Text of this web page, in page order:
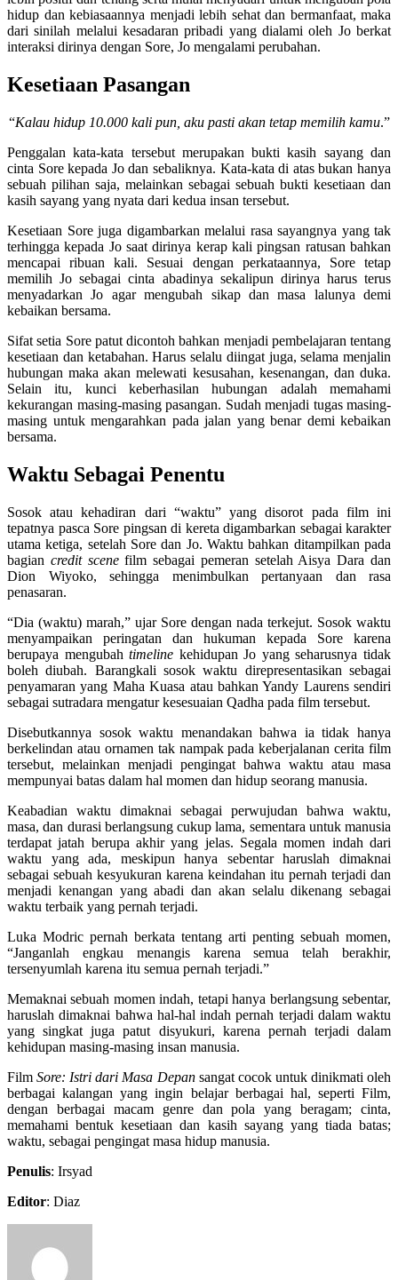
hidup dan kebiasaannya menjadi lebih sehat dan bermanfaat, maka
dari sinilah melalui kesadaran pribadi yang dialami oleh Jo berkat
interaksi dirinya dengan Sore, Jo mengalami perubahan.
Kesetiaan Pasangan
“Kalau hidup 10.000 kali pun, aku pasti akan tetap memilih kamu.”
Penggalan kata-kata tersebut merupakan bukti kasih sayang dan
cinta Sore kepada Jo dan sebaliknya. Kata-kata di atas bukan hanya
sebuah pilihan saja, melainkan sebagai sebuah bukti kesetiaan dan
kasih sayang yang nyata dari kedua insan tersebut.
Kesetiaan Sore juga digambarkan melalui rasa sayangnya yang tak
terhingga kepada Jo saat dirinya kerap kali pingsan ratusan bahkan
mencapai ribuan kali. Sesuai dengan perkataannya, Sore tetap
memilih Jo sebagai cinta abadinya sekalipun dirinya harus terus
menyadarkan Jo agar mengubah sikap dan masa lalunya demi
kebaikan bersama.
Sifat setia Sore patut dicontoh bahkan menjadi pembelajaran tentang
kesetiaan dan ketabahan. Harus selalu diingat juga, selama menjalin
hubungan maka akan melewati kesusahan, kesenangan, dan duka.
Selain itu, kunci keberhasilan hubungan adalah memahami
kekurangan masing-masing pasangan. Sudah menjadi tugas masing-
masing untuk mengarahkan pada jalan yang benar demi kebaikan
bersama.
Waktu Sebagai Penentu
Sosok atau kehadiran dari “waktu” yang disorot pada film ini
tepatnya pasca Sore pingsan di kereta digambarkan sebagai karakter
utama ketiga, setelah Sore dan Jo. Waktu bahkan ditampilkan pada
bagian credit scenefilm sebagai pemeran setelah Aisya Dara dan
Dion Wiyoko, sehingga menimbulkan pertanyaan dan rasa
penasaran.
“Dia (waktu) marah,” ujar Sore dengan nada terkejut. Sosok waktu
menyampaikan peringatan dan hukuman kepada Sore karena
berupaya mengubahtimeline kehidupan Jo yang seharusnya tidak
boleh diubah. Barangkali sosok waktu direpresentasikan sebagai
penyamaran yang Maha Kuasa atau bahkan Yandy Laurens sendiri
sebagai sutradara mengatur kesesuaian Qadha pada film tersebut.
Disebutkannya sosok waktu menandakan bahwa ia tidak hanya
berkelindan atau ornamen tak nampak pada keberjalanan cerita film
tersebut, melainkan menjadi pengingat bahwa waktu atau masa
mempunyai batas dalam hal momen dan hidup seorang manusia.
Keabadian waktu dimaknai sebagai perwujudan bahwa waktu,
masa, dan durasi berlangsung cukup lama, sementara untuk manusia
terdapat jatah berupa akhir yang jelas. Segala momen indah dari
waktu yang ada, meskipun hanya sebentar haruslah dimaknai
sebagai sebuah kesyukuran karena keindahan itu pernah terjadi dan
menjadi kenangan yang abadi dan akan selalu dikenang sebagai
waktu terbaik yang pernah terjadi.
Luka Modric pernah berkata tentang arti penting sebuah momen,
“Janganlah engkau menangis karena semua telah berakhir,
tersenyumlah karena itu semua pernah terjadi.”
Memaknai sebuah momen indah, tetapi hanya berlangsung sebentar,
haruslah dimaknai bahwa hal-hal indah pernah terjadi dalam waktu
yang singkat juga patut disyukuri, karena pernah terjadi dalam
kehidupan masing-masing insan manusia.
FilmSore: Istri dari Masa Depansangat cocok untuk dinikmati oleh
berbagai kalangan yang ingin belajar berbagai hal, seperti Film,
dengan berbagai macam genre dan pola yang beragam; cinta,
memahami bentuk kesetiaan dan kasih sayang yang tiada batas;
waktu, sebagai pengingat masa hidup manusia.
Penulis: Irsyad
Editor: Diaz